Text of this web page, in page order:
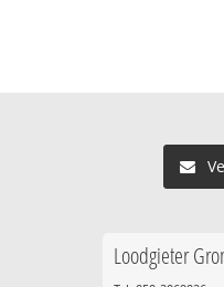
Loodgieter